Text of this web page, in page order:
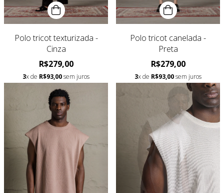
Polo tricot texturizada -
Cinza
R$279,00
3x de R$93,00sem juros
Polo tricot canelada -
Preta
R$279,00
3x de R$93,00sem juros